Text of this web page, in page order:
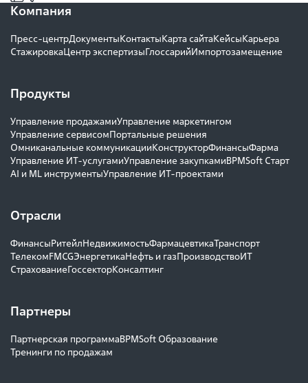
Компания
Пресс-центрДокументыКонтактыКарта сайтаКейсыКарьера
СтажировкаЦентр экспертизыГлоссарийИмпортозамещение
Продукты
Управление продажамиУправление маркетингом
Управление сервисомПортальные решения
Омниканальные коммуникацииКонструкторФинансыФарма
Управление ИТ-услугамиУправление закупкамиBPMSoft Старт
AI и ML инструментыУправление ИТ-проектами
Отрасли
ФинансыРитейлНедвижимостьФармацевтикаТранспорт
ТелекомFMCGЭнергетикаНефть и газПроизводствоИТ
СтрахованиеГоссекторКонсалтинг
Партнеры
Партнерская программаBPMSoft Образование
Тренинги по продажам